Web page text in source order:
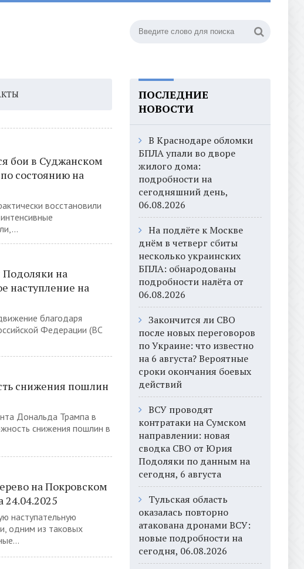
бои в Суджанском
состоянию на
восстановили
на
наступление на
благодаря
Федерации (ВС
снижения пошлин
Дональда Трампа в
снижения пошлин в
на Покровском
наступательную
одним из таковых
ПОСЛЕДНИЕ
НОВОСТИ
В Краснодаре обломки
БПЛА упали во дворе
жилого дома:
подробности на
сегодняшний день,
06.08.2026
На подлёте к Москве
днём в четверг сбиты
несколько украинских
БПЛА: обнародованы
подробности налёта от
06.08.2026
Закончится ли СВО
после новых переговоров
по Украине: что известно
на 6 августа? Вероятные
сроки окончания боевых
действий
ВСУ проводят
контратаки на Сумском
направлении: новая
сводка СВО от Юрия
Подоляки по данным на
сегодня, 6 августа
Тульская область
оказалась повторно
атакована дронами ВСУ:
новые подробности на
сегодня, 06.08.2026